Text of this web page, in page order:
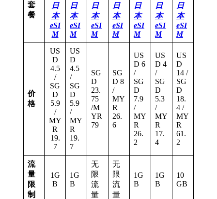
套
餐
日
本
eSI
M
日
本
eSI
M
日
本
eSI
M
日
本
eSI
M
日
本
eSI
M
日
本
eSI
M
日
本
eSI
M
价
格
US
D
4.5
/
SG
D
5.9
/
MY
R
19.
7
US
D
4.5
/
SG
D
5.9
/
MY
R
19.
7
SG
D
23.
75
/M
YR
79
SG
D 8
/
MY
R
26.
6
US
D 6
/
SG
D
7.9
/
MY
R
26.
2
US
D 4
/
SG
D
5.3
/
MY
R
17.
4
US
D
14 /
SG
D
18.
4 /
MY
R
61.
2
流
量
限
制
1G
B
1G
B
无
限
流
量
无
限
流
量
1G
B
1G
B
10
GB